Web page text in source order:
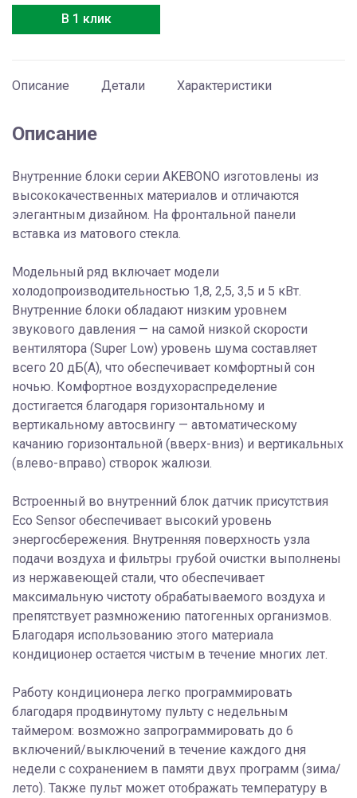
18QXE
В 1 клик
Описание Детали Характеристики
Описание
Внутренние блоки cерии AKEBONO изготовлены из
высококачественных материалов и отличаются
элегантным дизайном. На фронтальной панели
вставка из матового стекла.
Модельный ряд включает модели
холодопроизводительностью 1,8, 2,5, 3,5 и 5 кВт.
Внутренние блоки обладают низким уровнем
звукового давления — на самой низкой скорости
вентилятора (Super Low) уровень шума составляет
всего 20 дБ(А), что обеспечивает комфортный сон
ночью. Комфортное воздухораспределение
достигается благодаря горизонтальному и
вертикальному автосвингу — автоматическому
качанию горизонтальной (вверх-вниз) и вертикальных
(влево-вправо) створок жалюзи.
Встроенный во внутренний блок датчик присутствия
Eco Sensor обеспечивает высокий уровень
энергосбережения. Внутренняя поверхность узла
подачи воздуха и фильтры грубой очистки выполнены
из нержавеющей стали, что обеспечивает
максимальную чистоту обрабатываемого воздуха и
препятствует размножению патогенных организмов.
Благодаря использованию этого материала
кондиционер остается чистым в течение многих лет.
Работу кондиционера легко программировать
благодаря продвинутому пульту с недельным
таймером: возможно запрограммировать до 6
включений/выключений в течение каждого дня
недели с сохранением в памяти двух программ (зима/
лето). Также пульт может отображать температуру в